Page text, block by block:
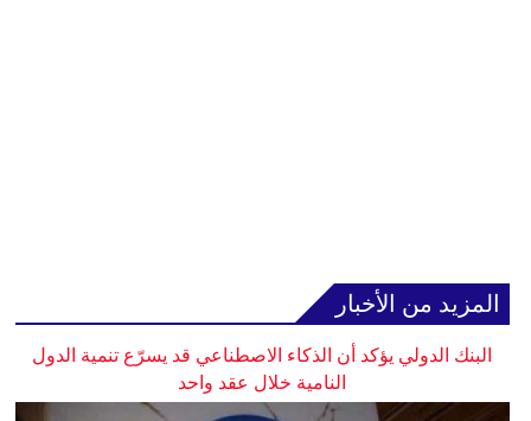
المزيد من الأخبار
البنك الدولي يؤكد أن الذكاء الاصطناعي قد يسرّع تنمية الدول
النامية خلال عقد واحد